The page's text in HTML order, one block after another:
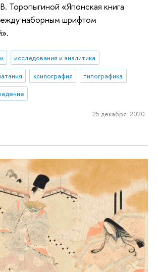
«Японская книга
наборным шрифтом
исследования и аналитика
ксилография
типографика
25 декабря 2020